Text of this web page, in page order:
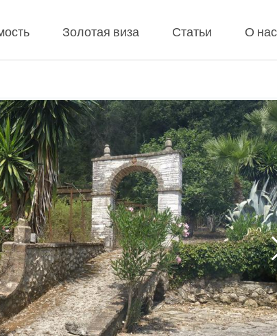
Золотая виза Статьи О нас